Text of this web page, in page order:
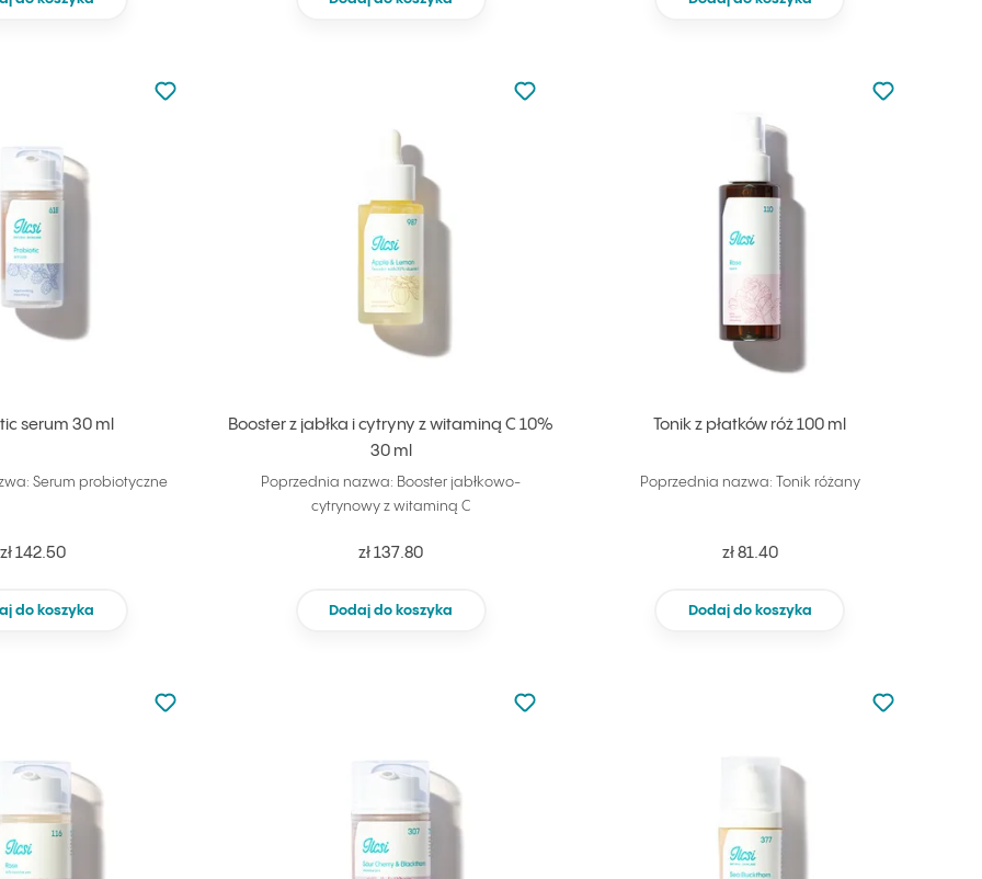
serum 30 ml
Serum probiotyczne
zł 142.50
do koszyka
Nie dodano do ulubionych
Dodaj do ulubionych
Booster z jabłka i cytryny z witaminą C 10%
30 ml
Poprzednia nazwa: Booster jabłkowo-
cytrynowy z witaminą C
zł 137.80
Dodaj do koszyka
Nie dodano do ulubionych
Dodaj do ulubionych
Tonik z płatków róż 100 ml
Poprzednia nazwa: Tonik różany
zł 81.40
Dodaj do koszyka
Nie dodano
Dodaj do
Nie dodano do ulubionych
Dodaj do ulubionych
Nie dodano do ulubionych
Dodaj do ulubionych
Nie dodano
Dodaj do